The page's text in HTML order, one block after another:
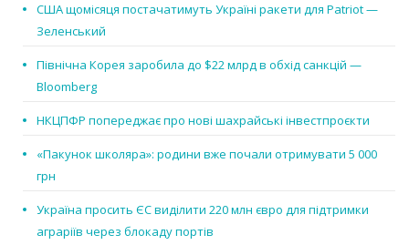
США щомісяця постачатимуть Україні ракети для Patriot —
Зеленський
Північна Корея заробила до $22 млрд в обхід санкцій —
Bloomberg
НКЦПФР попереджає про нові шахрайські інвестпроєкти
«Пакунок школяра»: родини вже почали отримувати 5 000
грн
Україна просить ЄС виділити 220 млн євро для підтримки
аграріїв через блокаду портів